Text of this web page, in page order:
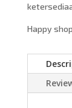
Happy